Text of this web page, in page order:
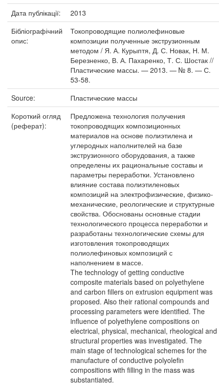
Дата публікації:
2013
Бібліографічний
опис:
Токопроводящие полиолефиновые
композиции полученные экструзионным
методом / Я. А. Курыптя, Д. С. Новак, Н. М.
Березненко, В. А. Пахаренко, Т. С. Шостак //
Пластические массы. — 2013. — № 8. — С.
53-58.
Source:
Пластические массы
Короткий огляд
(реферат):
Предложена технология получения
токопроводящих композиционных
материалов на основе полиэтилена и
углеродных наполнителей на базе
экструзионного оборудования, а также
определены их рациональные составы и
параметры переработки. Установлено
влияние состава полиэтиленовых
композиций на электрофизические, физико-
механические, реологические и структурные
свойства. Обоснованы основные стадии
технологического процесса переработки и
разработаны технологические схемы для
изготовления токопроводящих
полиолефиновых композиций с
наполнением в массе.
The technology of getting conductive
composite materials based on polyethylene
and carbon fillers on extrusion equipment was
proposed. Also their rational compounds and
processing parameters were identified. The
influence of polyethylene compositions on
electrical, physical, mechanical, rheological and
structural properties was investigated. The
main stage of technological schemes for the
manufacture of conductive polyolefin
compositions with filling in the mass was
substantiated.